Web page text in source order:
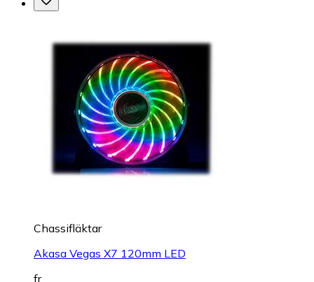
Chassifläktar
Akasa Vegas X7 120mm LED
fr.